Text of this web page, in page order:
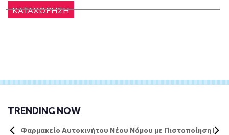
ΚΑΤΑΧΩΡΗΣΗ
TRENDING NOW
Φαρμακείο Αυτοκινήτου Νέου Νόμου με Πιστοποίηση DIN